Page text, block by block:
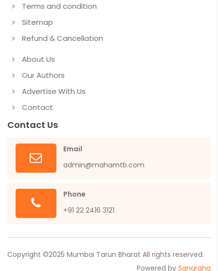
Terms and condition
Sitemap
Refund & Cancellation
About Us
Our Authors
Advertise With Us
Contact
Contact Us
Email
admin@mahamtb.com
Phone
+91 22 2416 3121
Copyright ©2025 Mumbai Tarun Bharat All rights reserved.
Powered by Sangraha